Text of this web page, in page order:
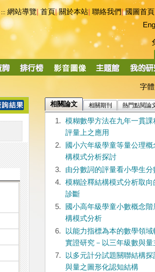
::: 網站導覽|首頁|關於本站 聯絡我們|國圖首頁
字
相關論文 相關期刊 熱門點閱論
1.
模糊數學方法在九年一貫
評量上之應用
2.
國小六年級學童等量公理
構模式分析探討
3.
由分數詞的評量看小學生
4.
模糊詮釋結構模式分析取
診斷
5.
國小高年級學童小數概念
構模式分析
6.
以能力指標為本的數學領域
實證研究－以三年級數與量
7.
以多元計分試題關聯結構
與量之圖形化認知結構